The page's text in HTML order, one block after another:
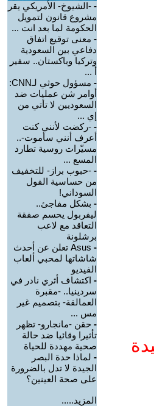
- -الشيوخ- الأمريكي يقر
مشروع قانون لتمويل
الحكومة لما بعد انت ...
- معنى توقيع اتفاق
دفاعي بين السعودية
وتركيا وباكستان.. سفير
أ ...
-
مسؤول حوثي لـCNN:
أوامر شن عمليات ضد
السعوديين لا تأتي من
إي ...
- -ركضت لأنني كنت
أعرف أنني سأموت-..
مسيّرات روسية تطارد
المسع ...
- -حبوب براز- للتخفيف
من حساسية الفول
السوداني!
- بشكل مفاجئ..
ليفربول يحسم صفقة
التعاقد مع لاعب
برشلونة
-
Asus تعلن عن أحدث
شاشاتها لمحبي ألعاب
الفيديو
- اكتشاف أثري نادر في
سردينيا.. -مقبرة
العمالقة- بتصميم غير
مس ...
- حقن -مانجارو- تظهر
تأثيرا وقائيا ضد حالة
صحية مهددة للحياة
- لماذا حدة البصر
الجيدة لا تدل بالضرورة
على صحة العينين؟
المزيد.....